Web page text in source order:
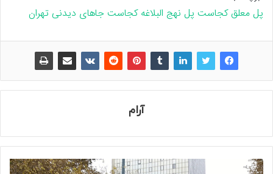
پل معلق کجاست پل نهج البلاغه کجاست جاهای دیدنی تهران
آرام